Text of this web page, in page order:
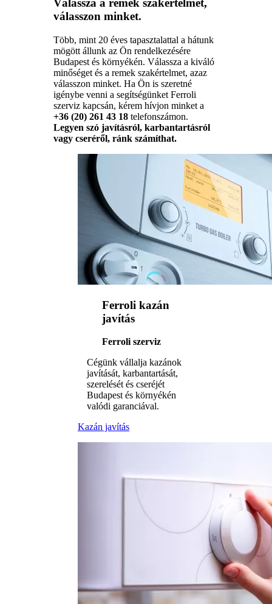
Válassza a remek szakértelmet,
válasszon minket.
Több, mint 20 éves tapasztalattal a hátunk
mögött állunk az Ön rendelkezésére
Budapest és környékén. Válassza a kiváló
minőséget és a remek szakértelmet, azaz
válasszon minket. Ha Ön is szeretné
igénybe venni a segítségünket Ferroli
szerviz kapcsán, kérem hívjon minket a
+36 (20) 261 43 18 telefonszámon.
Legyen szó javításról, karbantartásról
vagy cseréről, ránk számíthat.
Ferroli kazán
javítás
Ferroli szerviz
Cégünk vállalja kazánok
javítását, karbantartását,
szerelését és cseréjét
Budapest és környékén
valódi garanciával.
Kazán javítás